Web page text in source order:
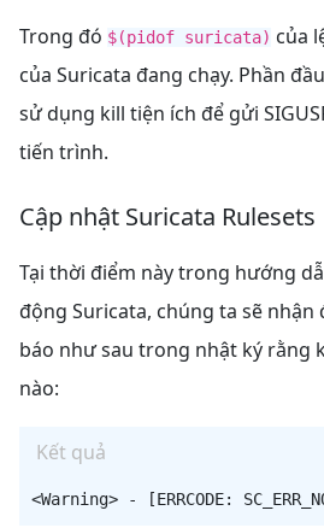
Trong đó $(pidof suricata) của
của Suricata đang chạy. Phần đầu
sử dụng kill tiện ích để gửi
tiến trình.
Cập nhật Suricata Rulesets
Tại thời điểm này trong hướng
động Suricata, chúng ta sẽ
báo như sau trong nhật ký rằng
nào:
Kết quả